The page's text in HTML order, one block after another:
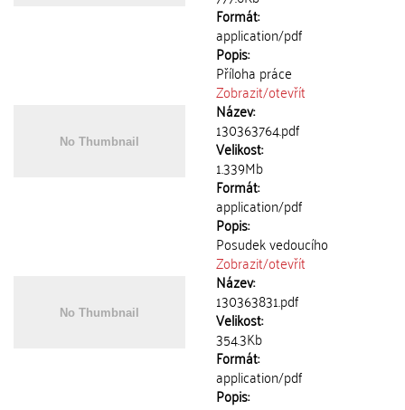
Formát:
application/pdf
Popis:
Příloha práce
Zobrazit/otevřít
Název:
130363764.pdf
Velikost:
1.339Mb
Formát:
application/pdf
Popis:
Posudek vedoucího
Zobrazit/otevřít
Název:
130363831.pdf
Velikost:
354.3Kb
Formát:
application/pdf
Popis: